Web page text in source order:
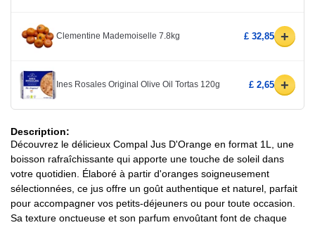
Clementine Mademoiselle 7.8kg £ 32,85 +
Ines Rosales Original Olive Oil Tortas 120g £ 2,65 +
Description:
Découvrez le délicieux Compal Jus D'Orange en format 1L, une
boisson rafraîchissante qui apporte une touche de soleil dans
votre quotidien. Élaboré à partir d'oranges soigneusement
sélectionnées, ce jus offre un goût authentique et naturel, parfait
pour accompagner vos petits-déjeuners ou pour toute occasion.
Sa texture onctueuse et son parfum envoûtant font de chaque